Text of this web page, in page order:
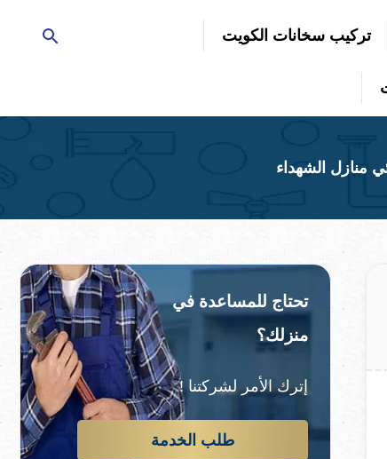
تركيب سخانات الكويت
تحتاج للمساعدة في
منزلك؟
إترك الأمر لشركتنا !
طلب الخدمة